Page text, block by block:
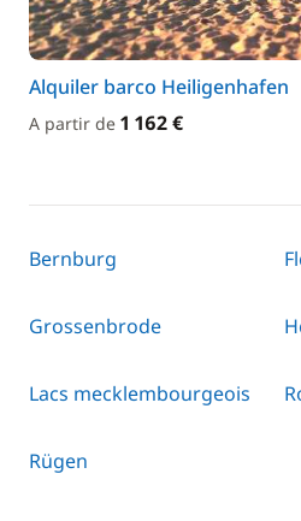
Alquiler barco Heiligenhafen
A partir de 1 162 €
Bernburg
Grossenbrode
Lacs mecklembourgeois
Rügen